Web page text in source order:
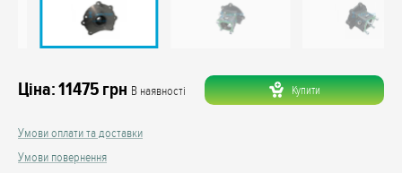
Ціна:11475 грн В наявності Купити
Умови оплати та доставки
Умови повернення